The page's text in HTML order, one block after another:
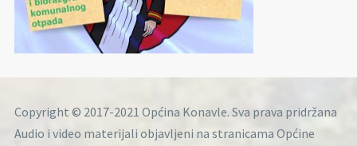
Copyright © 2017-2021 Općina Konavle. Sva prava pridržana
Audio i video materijali objavljeni na stranicama Općine